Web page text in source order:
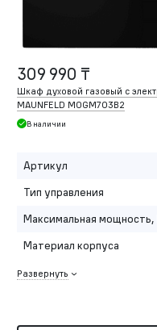
309 990 ₸
Шкаф духовой газовый с
MAUNFELD MOGM703B2
В наличии
Артикул
Тип управления
Максимальная мощность,
Материал корпуса
Развернуть